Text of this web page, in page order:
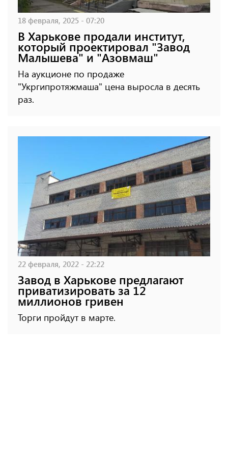
18 февраля, 2025 - 07:20
В Харькове продали институт,
который проектировал "Завод
Малышева" и "Азовмаш"
На аукционе по продаже
"Укргипротяжмаша" цена выросла в десять
раз.
22 февраля, 2022 - 22:22
Завод в Харькове предлагают
приватизировать за 12
миллионов гривен
Торги пройдут в марте.